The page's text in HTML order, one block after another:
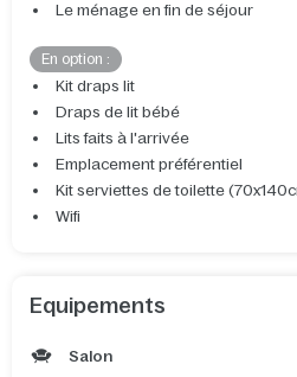
Le ménage en fin de séjour
En option :
Kit draps lit
Draps de lit bébé
Lits faits à l'arrivée
Emplacement préférentiel
Kit serviettes de toilette
Wifi
Equipements
Salon